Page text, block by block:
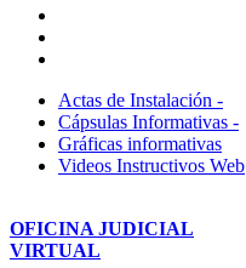
Actas de Instalación -
Cápsulas Informativas -
Gráficas informativas
Videos Instructivos Web
OFICINA JUDICIAL
VIRTUAL